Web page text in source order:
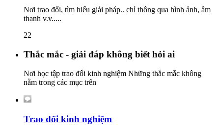
Nơi trao đổi, tìm hiểu giải pháp.. chỉ thông qua hình ảnh, âm
thanh v.v.....
22
Thắc mắc - giải đáp không biết hỏi ai
Nơi học tập trao đổi kinh nghiệm Những thắc mắc không
nằm trong các mục trên
Trao đổi kinh nghiệm